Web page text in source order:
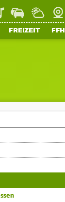
StaupilotWetter
FREIZEIT